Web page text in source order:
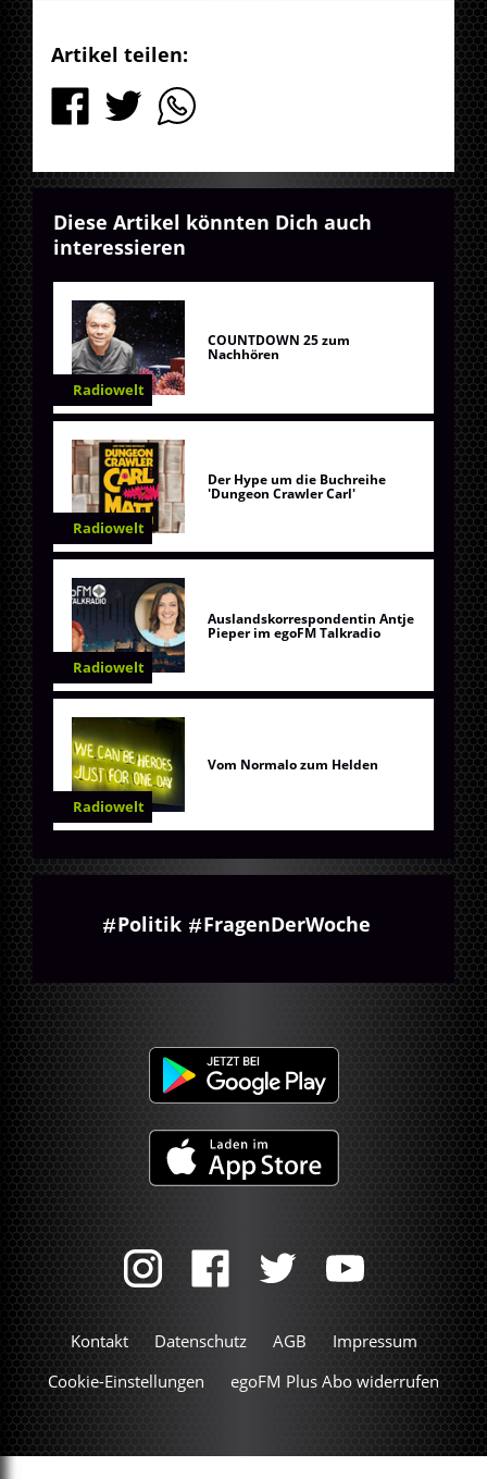
Artikel teilen:
Diese Artikel könnten Dich auch
interessieren
Radiowelt
COUNTDOWN 25 zum
Nachhören
Radiowelt
Der Hype um die Buchreihe
'Dungeon Crawler Carl'
Radiowelt
Auslandskorrespondentin Antje
Pieper im egoFM Talkradio
Radiowelt
Vom Normalo zum Helden
Politik FragenDerWoche
Kontakt Datenschutz AGB
Impressum
Cookie-Einstellungen
egoFM Plus Abo widerrufen